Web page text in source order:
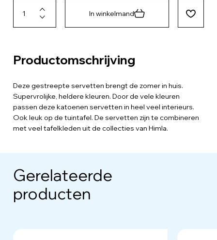
In winkelmand
Productomschrijving
Deze gestreepte servetten brengt de zomer in huis.
Supervrolijke, heldere kleuren. Door de vele kleuren
passen deze katoenen servetten in heel veel interieurs.
Ook leuk op de tuintafel. De servetten zijn te combineren
met veel tafelkleden uit de collecties van Himla.
Gerelateerde
producten